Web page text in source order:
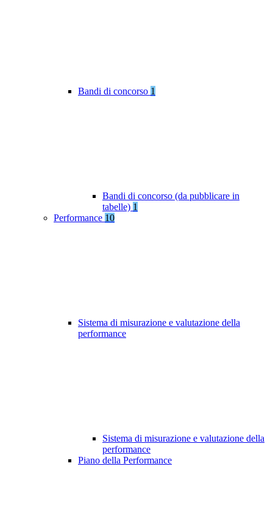
Bandi di concorso 1
Bandi di concorso (da pubblicare in
tabelle) 1
Performance 10
Sistema di misurazione e valutazione della
performance
Sistema di misurazione e valutazione della
performance
Piano della Performance